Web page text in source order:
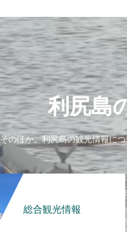
利尻島
そのほか、利尻島の観光情報に
総合観光情報